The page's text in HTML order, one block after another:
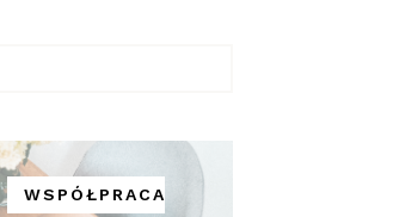
WSPÓŁPRACA